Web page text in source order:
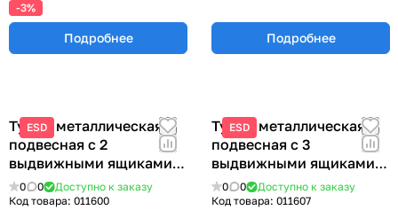
-3%
Подробнее Подробнее
ESD
Тумба металлическая
подвесная с 2
выдвижными ящиками
355х580х490 мм.
ТПМ-2Б
0 0
Доступно к заказу
Код товара: 011600
ESD
Тумба металлическая
подвесная с 3
выдвижными ящиками
355х580х490 мм. ТПМ-3
0 0
Доступно к заказу
Код товара: 011607